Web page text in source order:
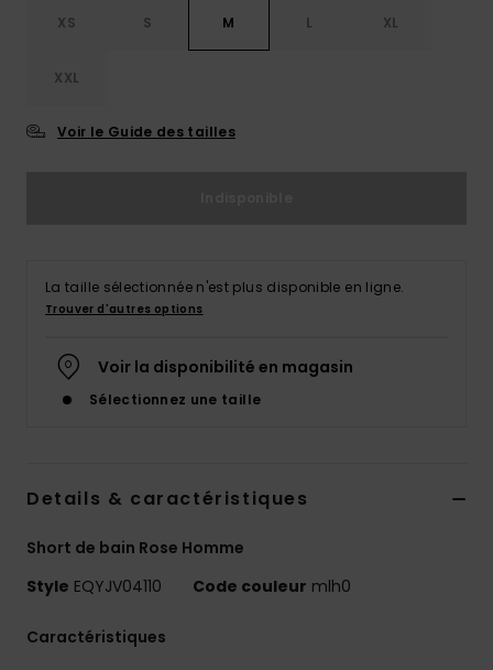
XS S M L XL
XXL
Voir le Guide des tailles
La taille sélectionnée n'est plus disponible en ligne.
Trouver d'autres options
Voir la disponibilité en magasin
Sélectionnez une taille
Details & caractéristiques
Short de bain Rose Homme
Style EQYJV04110 Code couleur mlh0
Caractéristiques